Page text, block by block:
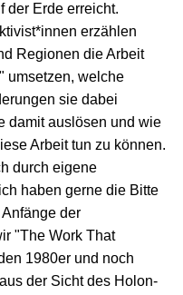
der Erde erreicht.
erzählen
Regionen die Arbeit
umsetzen, welche
sie dabei
damit auslösen und wie
Arbeit tun zu können.
durch eigene
haben gerne die Bitte
der
"The Work That
1980er und noch
der Sicht des Holon-